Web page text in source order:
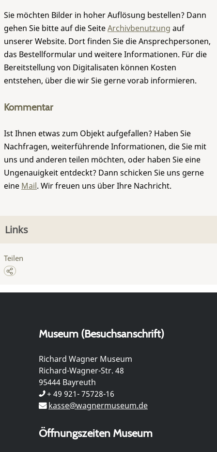
Sie möchten Bilder in hoher Auflösung bestellen? Dann
gehen Sie bitte auf die SeiteArchivbenutzung auf
unserer Website. Dort finden Sie die Ansprechpersonen,
das Bestellformular und weitere Informationen. Für die
Bereitstellung von Digitalisaten können Kosten
entstehen, über die wir Sie gerne vorab informieren.
Kommentar
Ist Ihnen etwas zum Objekt aufgefallen? Haben Sie
Nachfragen, weiterführende Informationen, die Sie mit
uns und anderen teilen möchten, oder haben Sie eine
Ungenauigkeit entdeckt? Dann schicken Sie uns gerne
eine Mail. Wir freuen uns über Ihre Nachricht.
Links
Teilen
Museum (Besuchsanschrift)
Richard Wagner Museum
Richard-Wagner-Str. 48
95444 Bayreuth
+ 49 921- 75728-16
kasse@wagnermuseum.de
Öffnungszeiten Museum